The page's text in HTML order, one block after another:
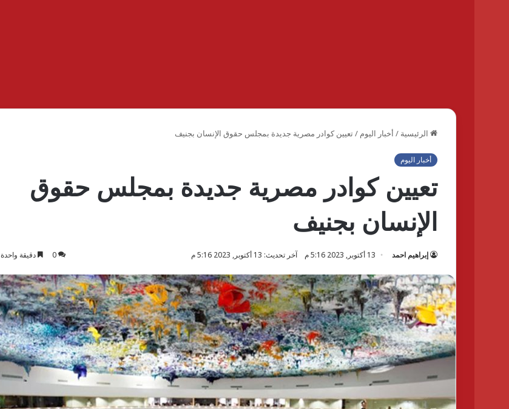
الرئيسية / أخبار اليوم /تعيين كوادر مصرية جديدة بمجلس حقوق الإنسان بجنيف
أخبار اليوم
تعيين كوادر مصرية جديدة بمجلس حقوق
الإنسان بجنيف
إبراهيم احمد 13 أكتوبر, 2023 5:16 م آخر تحديث: 13 أكتوبر, 2023 5:16 م 0 دقيقة واحدة